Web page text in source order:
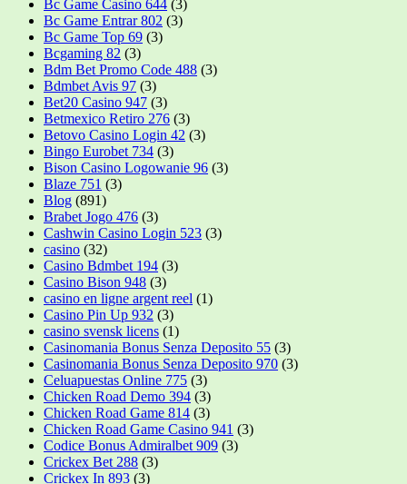
Bc Game Casino 644 (3)
Bc Game Entrar 802 (3)
Bc Game Top 69 (3)
Bcgaming 82 (3)
Bdm Bet Promo Code 488 (3)
Bdmbet Avis 97 (3)
Bet20 Casino 947 (3)
Betmexico Retiro 276 (3)
Betovo Casino Login 42 (3)
Bingo Eurobet 734 (3)
Bison Casino Logowanie 96 (3)
Blaze 751 (3)
Blog (891)
Brabet Jogo 476 (3)
Cashwin Casino Login 523 (3)
casino (32)
Casino Bdmbet 194 (3)
Casino Bison 948 (3)
casino en ligne argent reel (1)
Casino Pin Up 932 (3)
casino svensk licens (1)
Casinomania Bonus Senza Deposito 55 (3)
Casinomania Bonus Senza Deposito 970 (3)
Celuapuestas Online 775 (3)
Chicken Road Demo 394 (3)
Chicken Road Game 814 (3)
Chicken Road Game Casino 941 (3)
Codice Bonus Admiralbet 909 (3)
Crickex Bet 288 (3)
Crickex In 893 (3)